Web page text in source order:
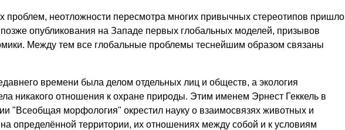
проблем, неотложности пересмотра многих привычных стереотипов пришло
позже опубликования на Западе первых глобальных моделей, призывов
Между тем все глобальные проблемы теснейшим образом связаны
времени была делом отдельных лиц и обществ, а экология
никакого отношения к охране природы. Этим именем Эрнест Геккель в
"Всеобщая морфология" окрестил науку о взаимосвязях животных и
определённой территории, их отношениях между собой и к условиям